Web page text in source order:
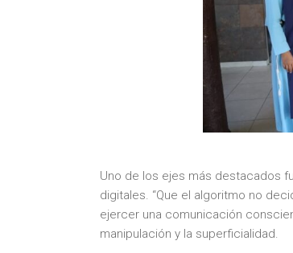
Uno de los ejes más destacados
digitales. “Que el algoritmo no
ejercer una comunicación
manipulación y la superficialidad.